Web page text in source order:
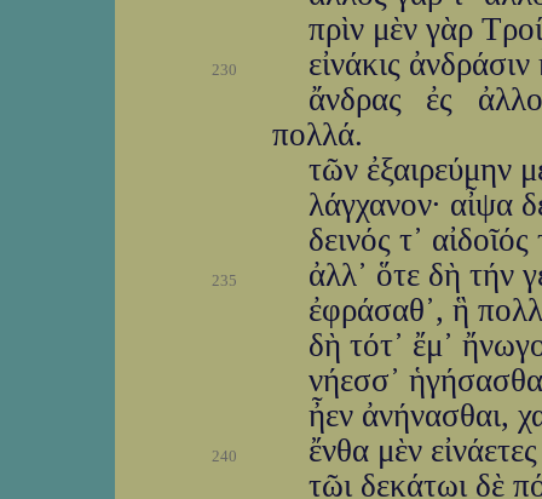
πρὶν μὲν γὰρ
230
εἰνάκις
ἄνδρας ἐς
πολλά.
τῶν ἐξαιρεύμην
λάγχανον· αἶψα
δεινός τ᾽
235
ἀλλ᾽ ὅτε δὴ τήν
ἐφράσαθ᾽, ἣ
δὴ τότ᾽ ἔμ᾽
νήεσσ᾽
ἦεν ἀνήνασθαι,
240
ἔνθα μὲν
τῶι δεκάτωι δὲ